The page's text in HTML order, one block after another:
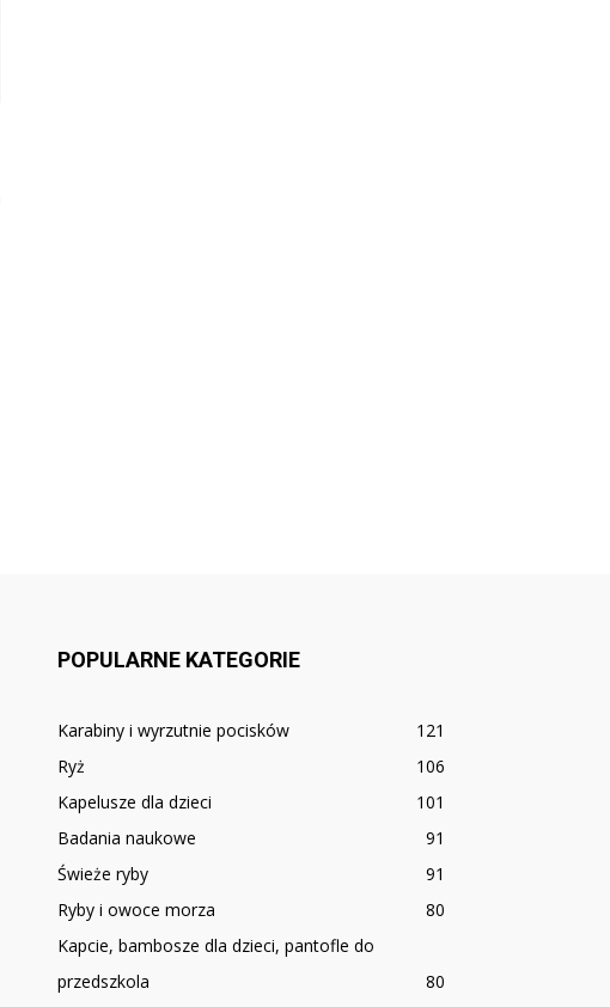
POPULARNE KATEGORIE
Karabiny i wyrzutnie pocisków
121
Ryż
106
Kapelusze dla dzieci
101
Badania naukowe
91
Świeże ryby
91
Ryby i owoce morza
80
Kapcie, bambosze dla dzieci, pantofle do
przedszkola
80